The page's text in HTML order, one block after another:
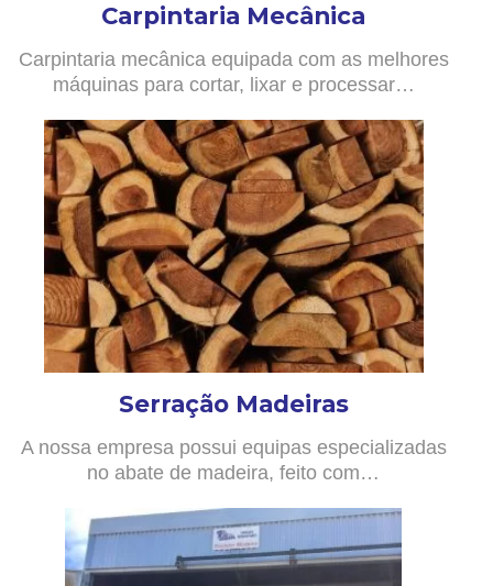
Carpintaria Mecânica
Carpintaria mecânica equipada com as melhores
máquinas para cortar, lixar e processar…
Serração Madeiras
A nossa empresa possui equipas especializadas
no abate de madeira, feito com…